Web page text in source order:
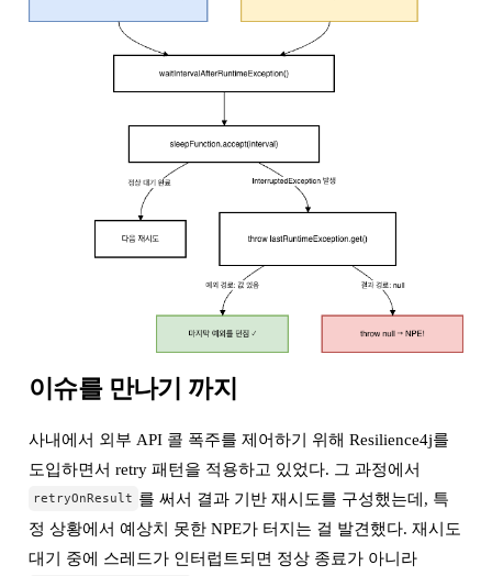
이슈를 만나기 까지
사내에서 외부 API 콜 폭주를 제어하기 위해 Resilience4j를
도입하면서 retry 패턴을 적용하고 있었다. 그 과정에서
retryOnResult 를 써서 결과 기반 재시도를 구성했는데, 특
정 상황에서 예상치 못한 NPE가 터지는 걸 발견했다. 재시도
대기 중에 스레드가 인터럽트되면 정상 종료가 아니라